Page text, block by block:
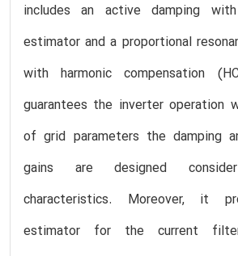
includes an active damping
estimator and a proportional
with harmonic compensation
guarantees the inverter operation
of grid parameters the damping
gains are designed
characteristics. Moreover, it
estimator for the current